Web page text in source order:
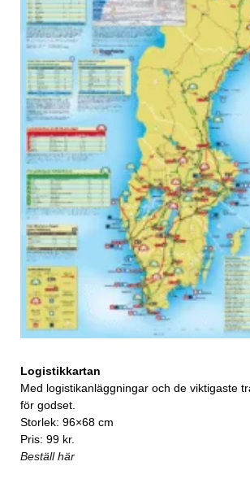
Logistikkartan
Med logistikanläggningar och de viktigaste
för godset.
Storlek: 96×68 cm
Pris: 99 kr.
Beställ här